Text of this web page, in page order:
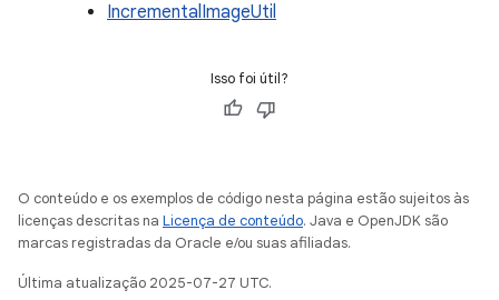
IncrementalImageUtil
Isso foi útil?
O conteúdo e os exemplos de código nesta página estão sujeitos às
licenças descritas na Licença de conteúdo. Java e OpenJDK são
marcas registradas da Oracle e/ou suas afiliadas.
Última atualização 2025-07-27 UTC.